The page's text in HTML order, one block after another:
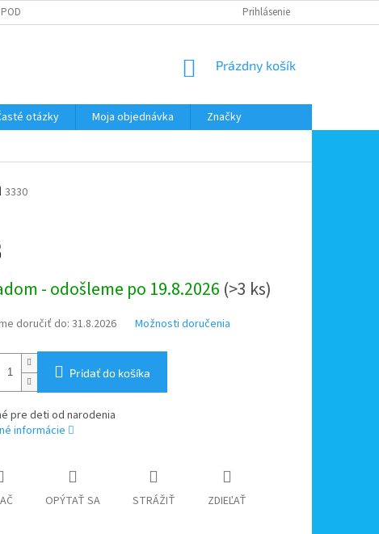
PODMIENKY OOÚ ODSTÚPENIE OD ZMLUVY
Prihlásenie
NÁKUPNÝ
Prázdny košík
otázky Moja objednávka
Značky
3330
- odošleme po 19.8.2026 (>3 ks)
doručiť do: 31.8.2026 Možnosti doručenia
Pridať do košíka
pre deti od narodenia
informácie
OPÝTAŤ SA STRÁŽIŤ ZDIEĽAŤ